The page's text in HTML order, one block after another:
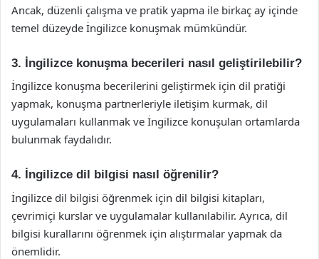
Ancak, düzenli çalışma ve pratik yapma ile birkaç ay içinde
temel düzeyde İngilizce konuşmak mümkündür.
3. İngilizce konuşma becerileri nasıl geliştirilebilir?
İngilizce konuşma becerilerini geliştirmek için dil pratiği
yapmak, konuşma partnerleriyle iletişim kurmak, dil
uygulamaları kullanmak ve İngilizce konuşulan ortamlarda
bulunmak faydalıdır.
4. İngilizce dil bilgisi nasıl öğrenilir?
İngilizce dil bilgisi öğrenmek için dil bilgisi kitapları,
çevrimiçi kurslar ve uygulamalar kullanılabilir. Ayrıca, dil
bilgisi kurallarını öğrenmek için alıştırmalar yapmak da
önemlidir.